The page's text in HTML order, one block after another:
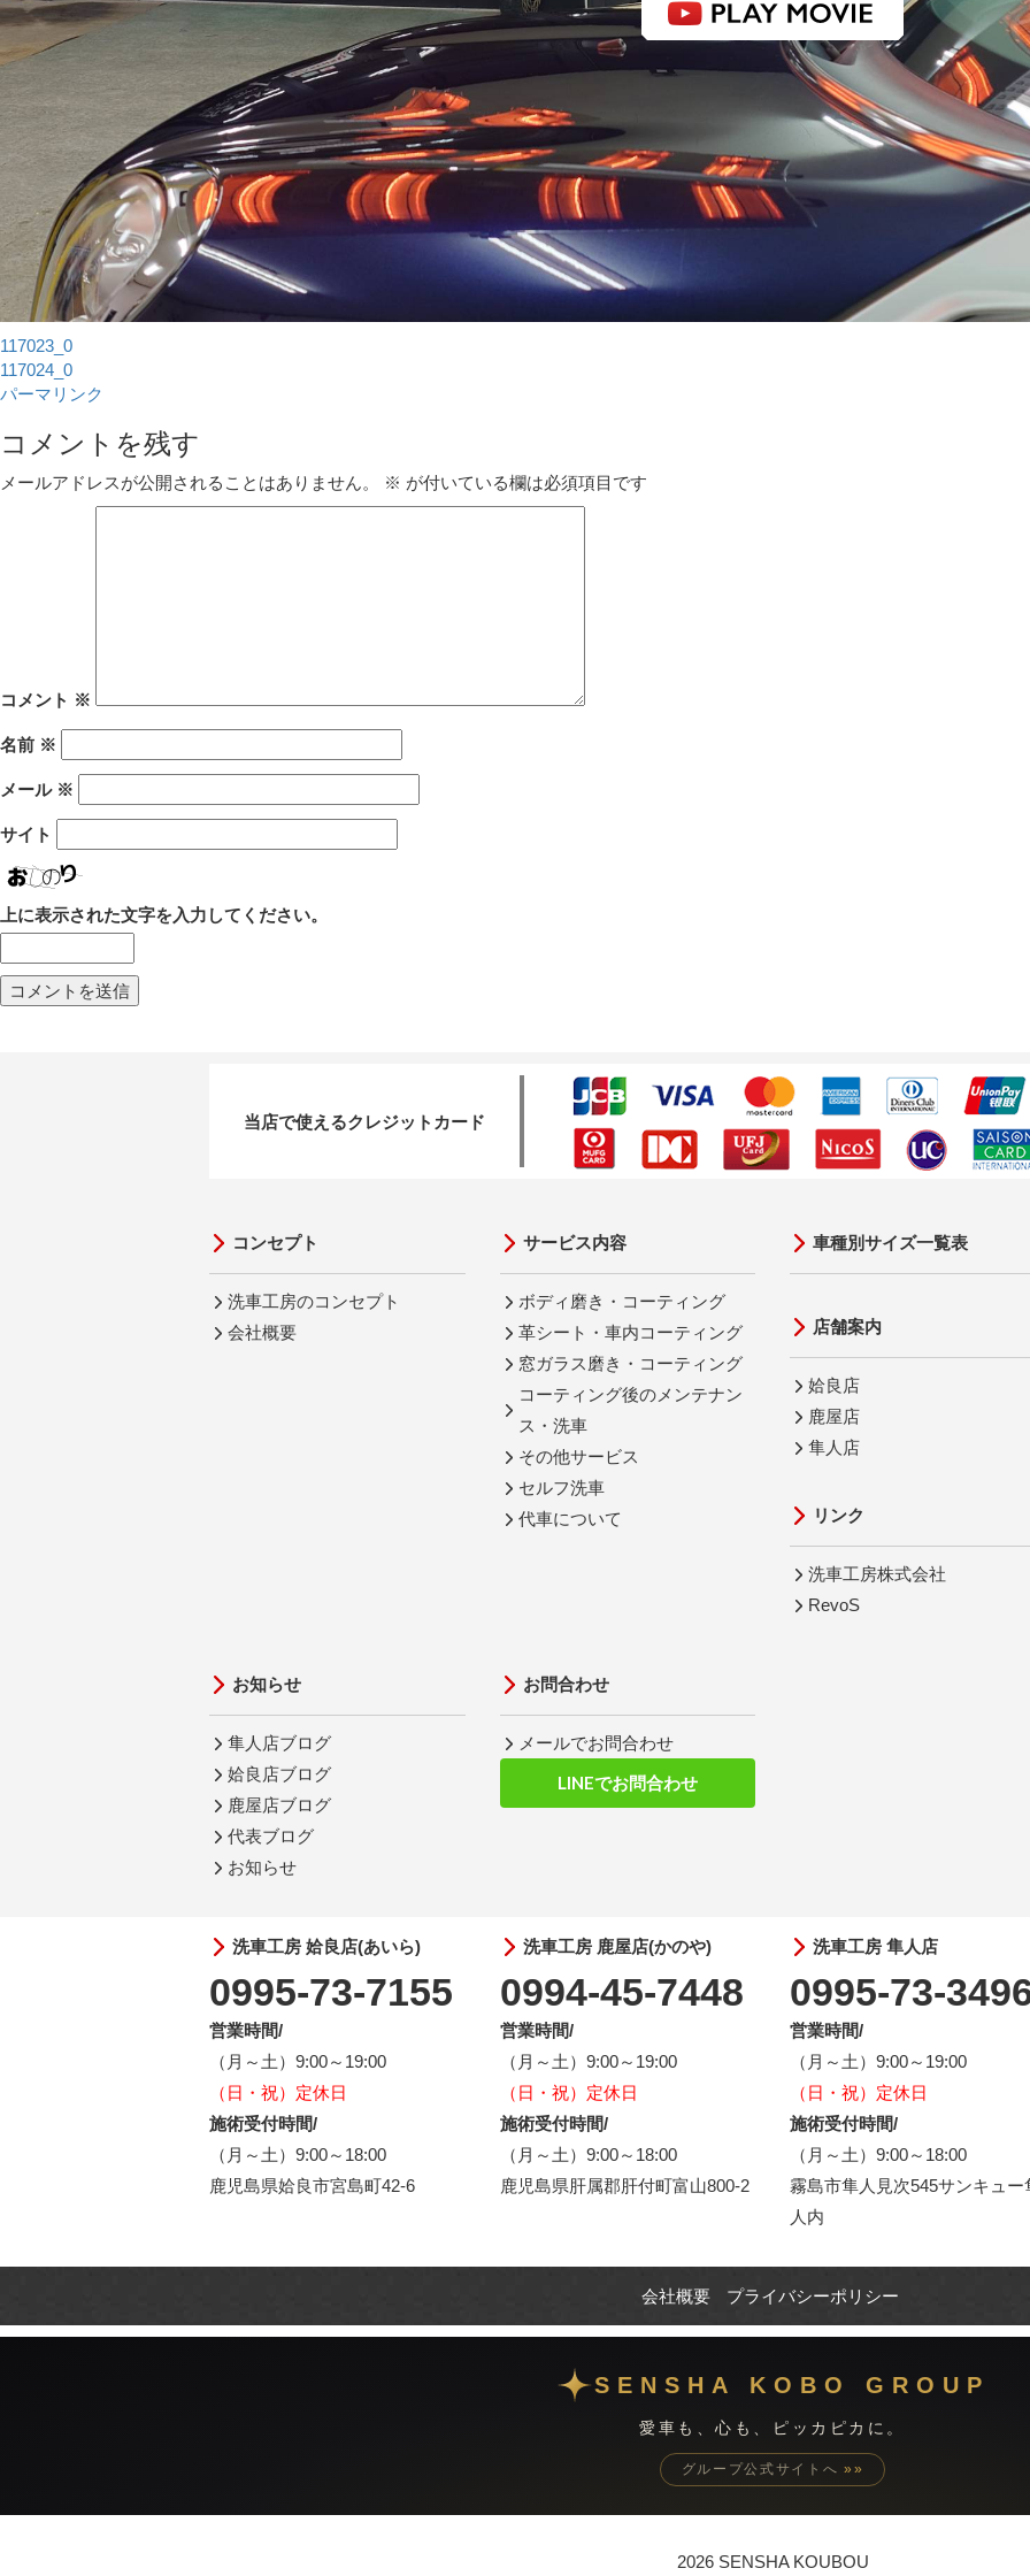
117023_0
117024_0
パーマリンク
コメントを残す
メールアドレスが公開されることはありません。 ※ が付いている欄は必須項目です
コメント ※
名前 ※
メール ※
サイト
上に表示された文字を入力してください。
当店で使えるクレジットカード
コンセプト
洗車工房のコンセプト
会社概要
サービス内容
ボディ磨き・コーティング
革シート・車内コーティング
窓ガラス磨き・コーティング
コーティング後のメンテナン
ス・洗車
その他サービス
セルフ洗車
代車について
車種別サイズ一覧表
店舗案内
姶良店
鹿屋店
隼人店
リンク
洗車工房株式会社
RevoS
お知らせ
隼人店ブログ
姶良店ブログ
鹿屋店ブログ
代表ブログ
お知らせ
お問合わせ
メールでお問合わせ
LINEでお問合わせ
洗車工房 姶良店(あいら)
0995-73-7155
営業時間/
（月～土）9:00～19:00
（日・祝）定休日
施術受付時間/
（月～土）9:00～18:00
鹿児島県姶良市宮島町42-6
洗車工房 鹿屋店(かのや)
0994-45-7448
営業時間/
（月～土）9:00～19:00
（日・祝）定休日
施術受付時間/
（月～土）9:00～18:00
鹿児島県肝属郡肝付町富山800-2
洗車工房 隼人店
0995-73-
営業時間/
（月～土）9:00～19:00
（日・祝）定休日
施術受付時間/
（月～土）9:00～18:00
霧島市隼人見次545サンキュー
人内
会社概要 プライバシーポリシー
SENSHA KOBO GROUP
愛車も、心も、ピッカピカに。
グループ公式サイトへ»»
2026 SENSHA KOUBOU